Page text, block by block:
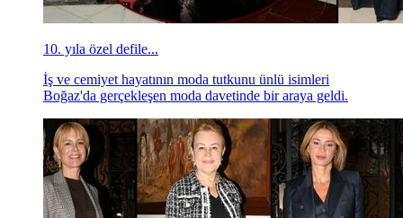
10. yıla özel defile...
İş ve cemiyet hayatının moda tutkunu ünlü isimleri
Boğaz'da gerçekleşen moda davetinde bir araya geldi.